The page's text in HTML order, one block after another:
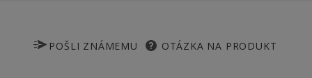
POŠLI ZNÁMEMU OTÁZKA NA PRODUKT